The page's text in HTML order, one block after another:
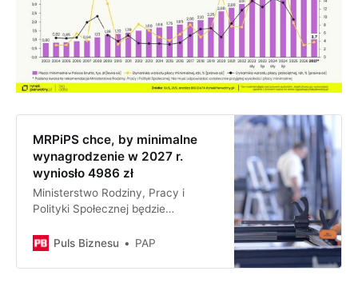
MRPiPS chce, by minimalne
wynagrodzenie w 2027 r.
wyniosło 4986 zł
Ministerstwo Rodziny, Pracy i
Polityki Społecznej będzie
minimalne wynagrodzenie w 2027 r.
stawkę godzinową w wysokości
Puls Biznesu PAP